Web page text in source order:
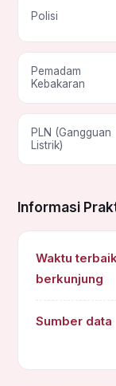
Polisi
Pemadam
Kebakaran
PLN (Gangguan
Listrik)
Informasi
Waktu
berkunjung
Sumber data